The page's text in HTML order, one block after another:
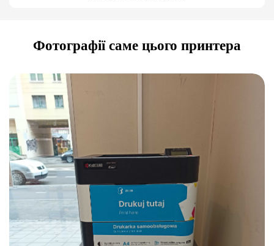
Фотографії саме цього принтера